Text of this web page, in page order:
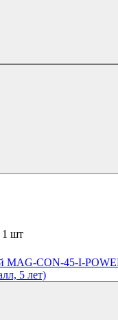
1 шт
MAG-CON-45-I-
5 лет)